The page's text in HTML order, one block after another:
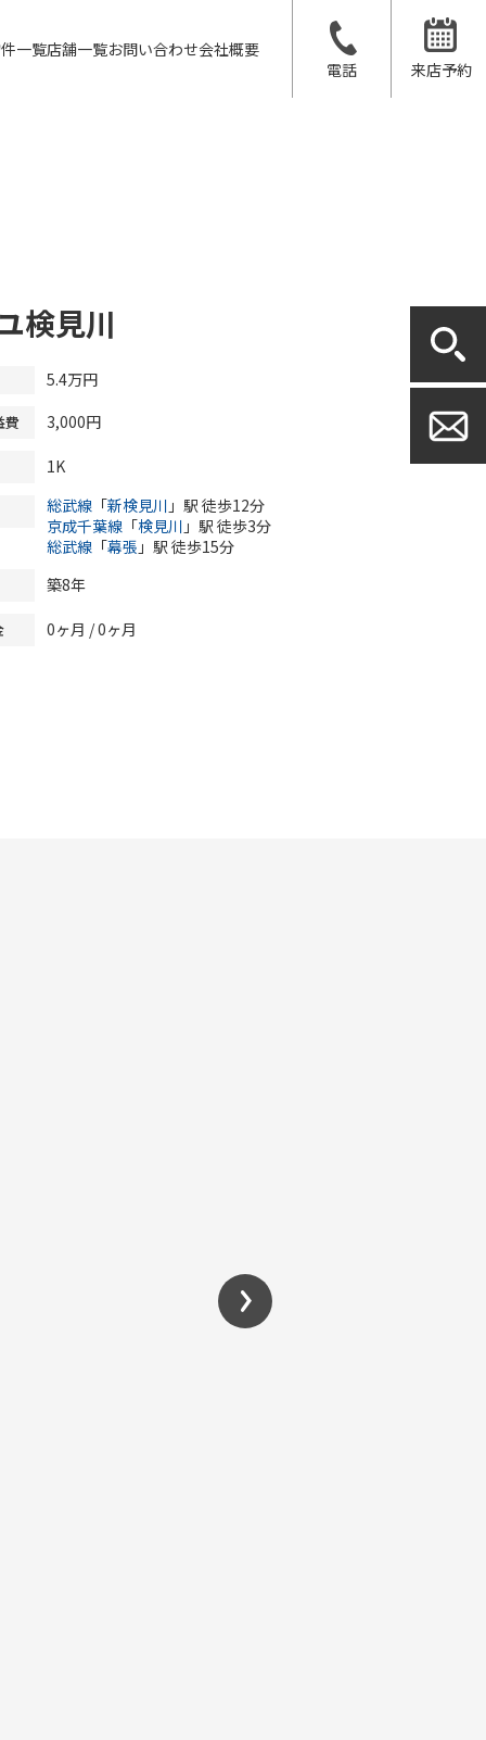
一覧店舗一覧お問い合わせ会社概要
電話
来店予約
検見川
5.4万円
費 3,000円
1K
総武線 「新検見川 」駅 徒歩12分
京成千葉線 「検見川 」駅 徒歩3分
総武線 「幕張 」駅 徒歩15分
築8年
0ヶ月 /0ヶ月